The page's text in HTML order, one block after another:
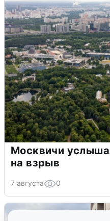
Москвичи
на взрыв
7 августа 0